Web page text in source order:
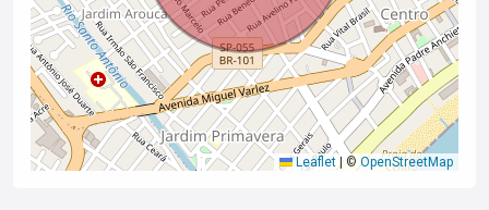
Leaflet |© OpenStreetMap